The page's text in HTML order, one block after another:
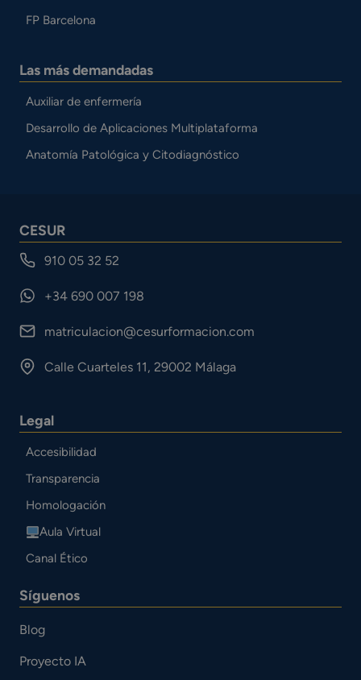
FP Barcelona
Las más demandadas
Auxiliar de enfermería
Desarrollo de Aplicaciones Multiplataforma
Anatomía Patológica y Citodiagnóstico
CESUR
910 05 32 52
+34 690 007 198
matriculacion@cesurformacion.com
Calle Cuarteles 11, 29002 Málaga
Legal
Accesibilidad
Transparencia
Homologación
Aula Virtual
Canal Ético
Síguenos
Blog
Proyecto IA